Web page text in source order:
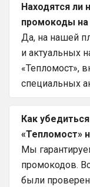
Находятся ли
промокоды на
Да, на нашей
и актуальных
«Тепломост»,
специальных
Как
«Тепломост»
Мы
промокодов.
были